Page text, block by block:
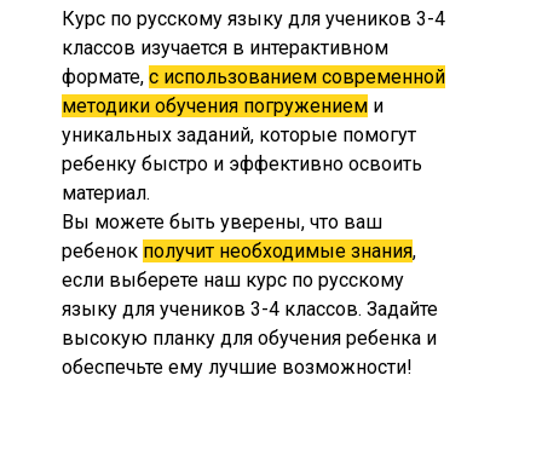
Курс по русскому языку для учеников 3-4
классов изучается в интерактивном
формате, с использованием современной
методики обучения погружением и
уникальных заданий, которые помогут
ребенку быстро и эффективно освоить
материал.
Вы можете быть уверены, что ваш
ребенок получит необходимые знания,
если выберете наш курс по русскому
языку для учеников 3-4 классов. Задайте
высокую планку для обучения ребенка и
обеспечьте ему лучшие возможности!